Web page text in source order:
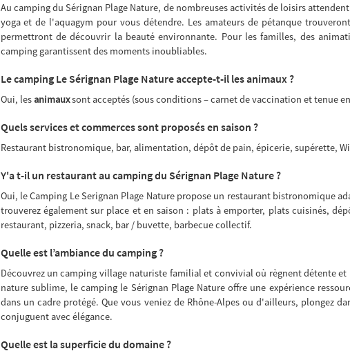
Au camping du Sérignan Plage Nature, de nombreuses activités de loisirs
yoga et de l'aquagym pour vous détendre. Les amateurs de pétanque
permettront de découvrir la beauté environnante. Pour les familles, des
camping garantissent des moments inoubliables.
Le camping Le Sérignan Plage Nature accepte-t-il les animaux ?
Oui, les animauxsont acceptés (sous conditions – carnet de vaccination et tenue
Quels services et commerces sont proposés en saison ?
Restaurant bistronomique, bar, alimentation, dépôt de pain, épicerie, supérette,
Y'a t-il un restaurant au camping du Sérignan Plage Nature ?
Oui, le Camping Le Serignan Plage Nature propose un restaurant bistronomique
trouverez également sur place et en saison : plats à emporter, plats cuisinés,
restaurant, pizzeria, snack, bar / buvette, barbecue collectif.
Quelle est l’ambiance du camping ?
Découvrez un camping village naturiste familial et convivial où règnent détente et
nature sublime, le camping le Sérignan Plage Nature offre une expérience
dans un cadre protégé. Que vous veniez de Rhône-Alpes ou d'ailleurs, plongez
conjuguent avec élégance.
Quelle est la superficie du domaine ?